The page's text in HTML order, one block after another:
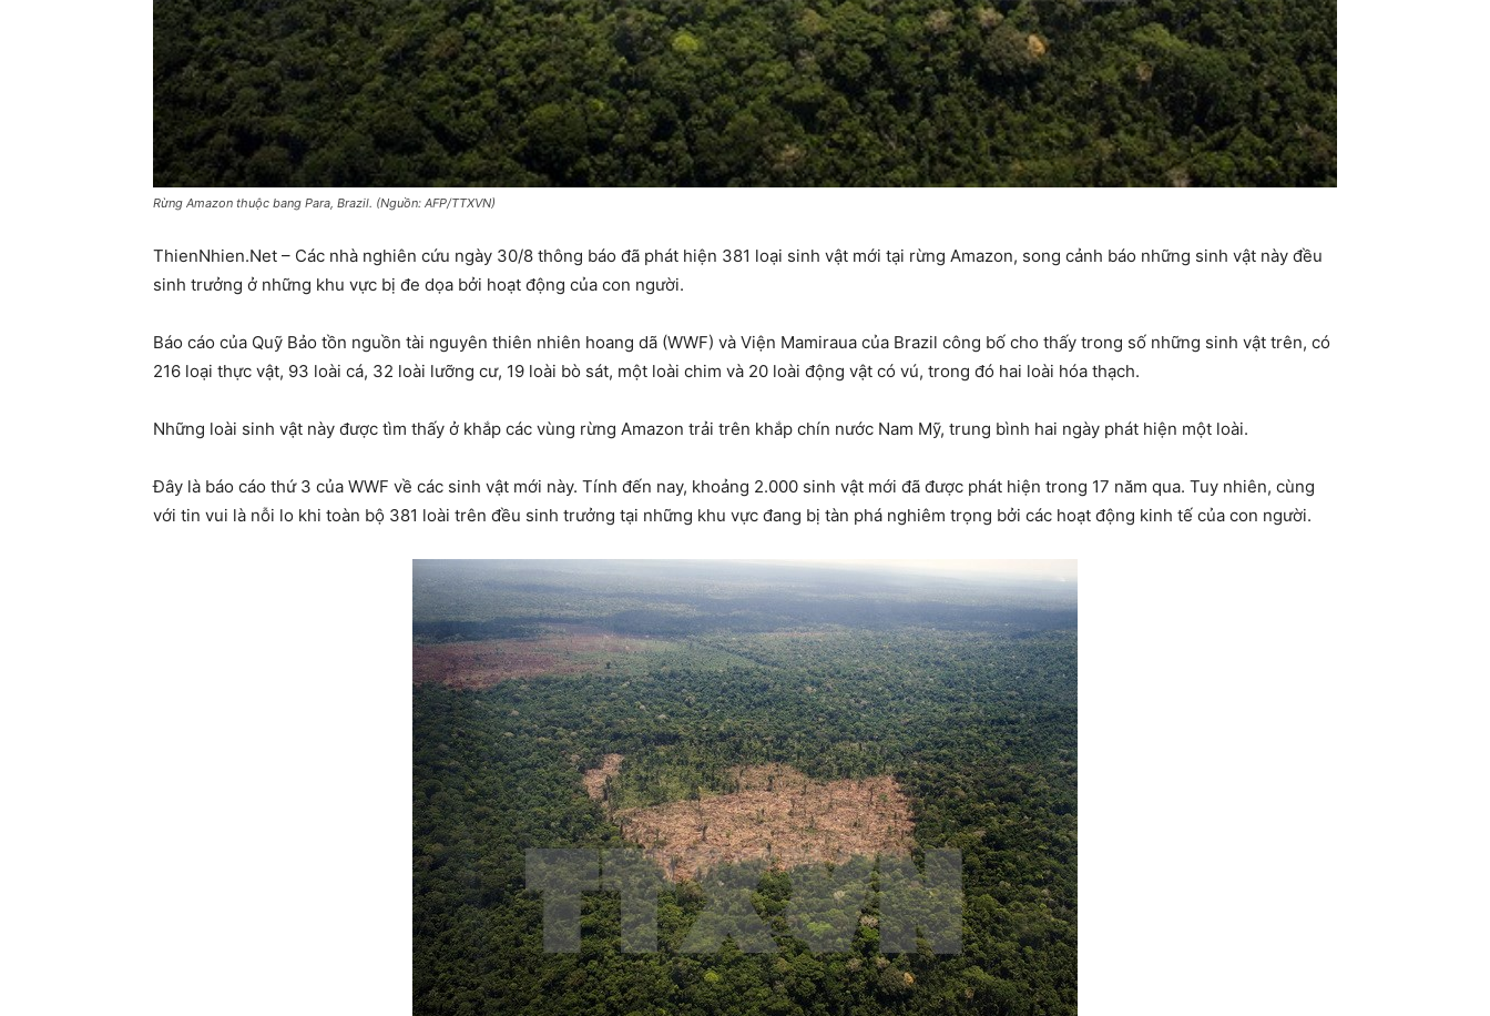
Rừng Amazon thuộc bang Para, Brazil. (Nguồn: AFP/TTXVN)
ThienNhien.Net – Các nhà nghiên cứu ngày 30/8 thông báo đã phát hiện 381 loại sinh vật mới tại rừng Amazon, song cảnh báo những sinh vật này đều
sinh trưởng ở những khu vực bị đe dọa bởi hoạt động của con người.
Báo cáo của Quỹ Bảo tồn nguồn tài nguyên thiên nhiên hoang dã (WWF) và Viện Mamiraua của Brazil công bố cho thấy trong số những sinh vật trên, có
216 loại thực vật, 93 loài cá, 32 loài lưỡng cư, 19 loài bò sát, một loài chim và 20 loài động vật có vú, trong đó hai loài hóa thạch.
Những loài sinh vật này được tìm thấy ở khắp các vùng rừng Amazon trải trên khắp chín nước Nam Mỹ, trung bình hai ngày phát hiện một loài.
Đây là báo cáo thứ 3 của WWF về các sinh vật mới này. Tính đến nay, khoảng 2.000 sinh vật mới đã được phát hiện trong 17 năm qua. Tuy nhiên, cùng
với tin vui là nỗi lo khi toàn bộ 381 loài trên đều sinh trưởng tại những khu vực đang bị tàn phá nghiêm trọng bởi các hoạt động kinh tế của con người.